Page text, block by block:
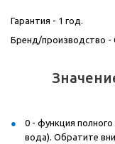
Гарантия - 1 год.
Бренд/производство -
0 - функция
вода). Обратите